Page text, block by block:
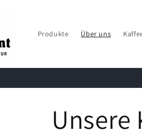
Produkte Über uns
Unsere